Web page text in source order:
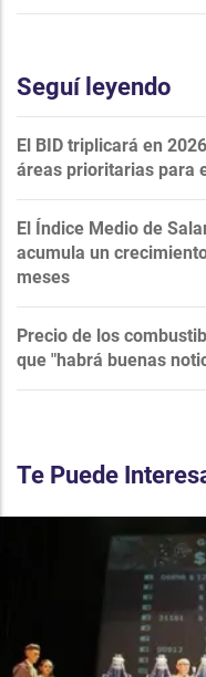
Seguí leyendo
El BID triplicará en
áreas prioritarias para
El Índice Medio de
acumula un
meses
Precio de los
que "habrá buenas
Te Puede